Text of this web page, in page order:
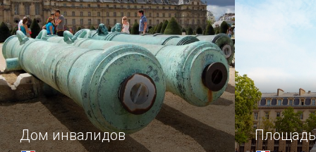
Дом инвалидов